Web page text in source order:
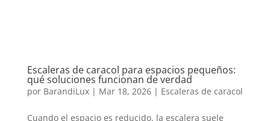
Escaleras de caracol para espacios pequeños:
qué soluciones funcionan de verdad
por BarandiLux| Mar 18, 2026| Escaleras de caracol
Cuando el espacio es reducido, la escalera suele